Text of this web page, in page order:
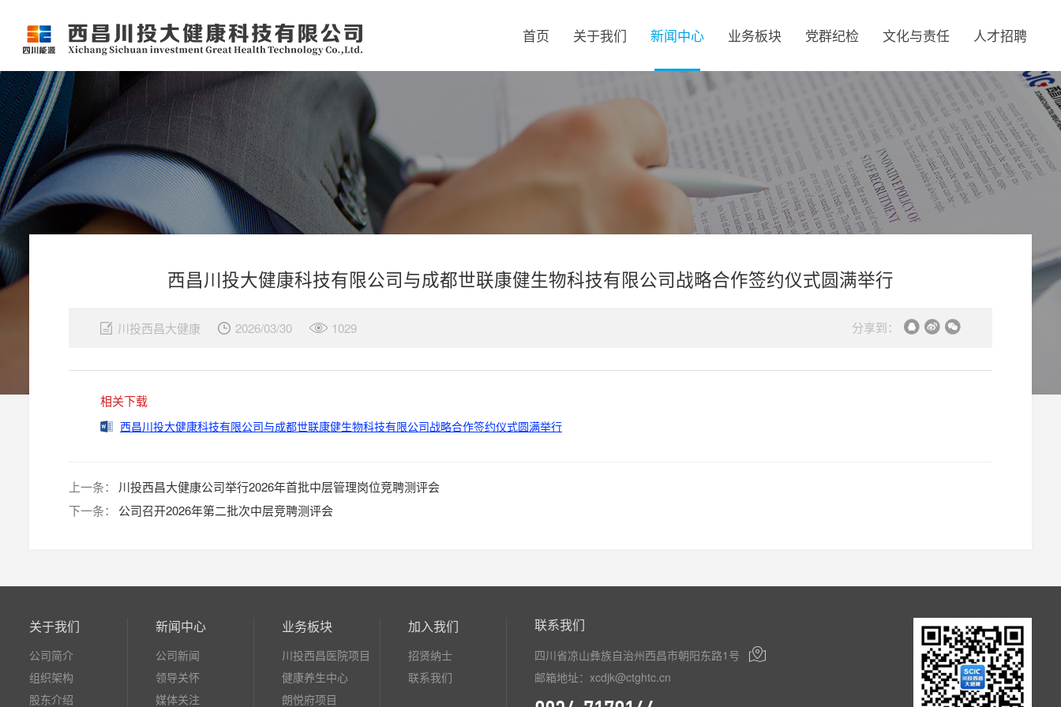
首页 关于我们 新闻中心 业务板块 党群纪检 文化与责任 人才招聘
西昌川投大健康科技有限公司与成都世联康健生物科技有限公司战略合作签约仪式圆满举行
川投西昌大健康 2026/03/30 1029 分享到：
相关下载
西昌川投大健康科技有限公司与成都世联康健生物科技有限公司战略合作签约仪式圆满举行
上一条：
川投西昌大健康公司举行2026年首批中层管理岗位竞聘测评会
下一条：
公司召开2026年第二批次中层竞聘测评会
关于我们
公司简介
组织架构
股东介绍
新闻中心
公司新闻
领导关怀
媒体关注
业务板块
川投西昌医院项目
健康养生中心
朗悦府项目
加入我们
招贤纳士
联系我们
联系我们
四川省凉山彝族自治州西昌市朝阳东路1号 
邮箱地址：xcdjk@ctghtc.cn